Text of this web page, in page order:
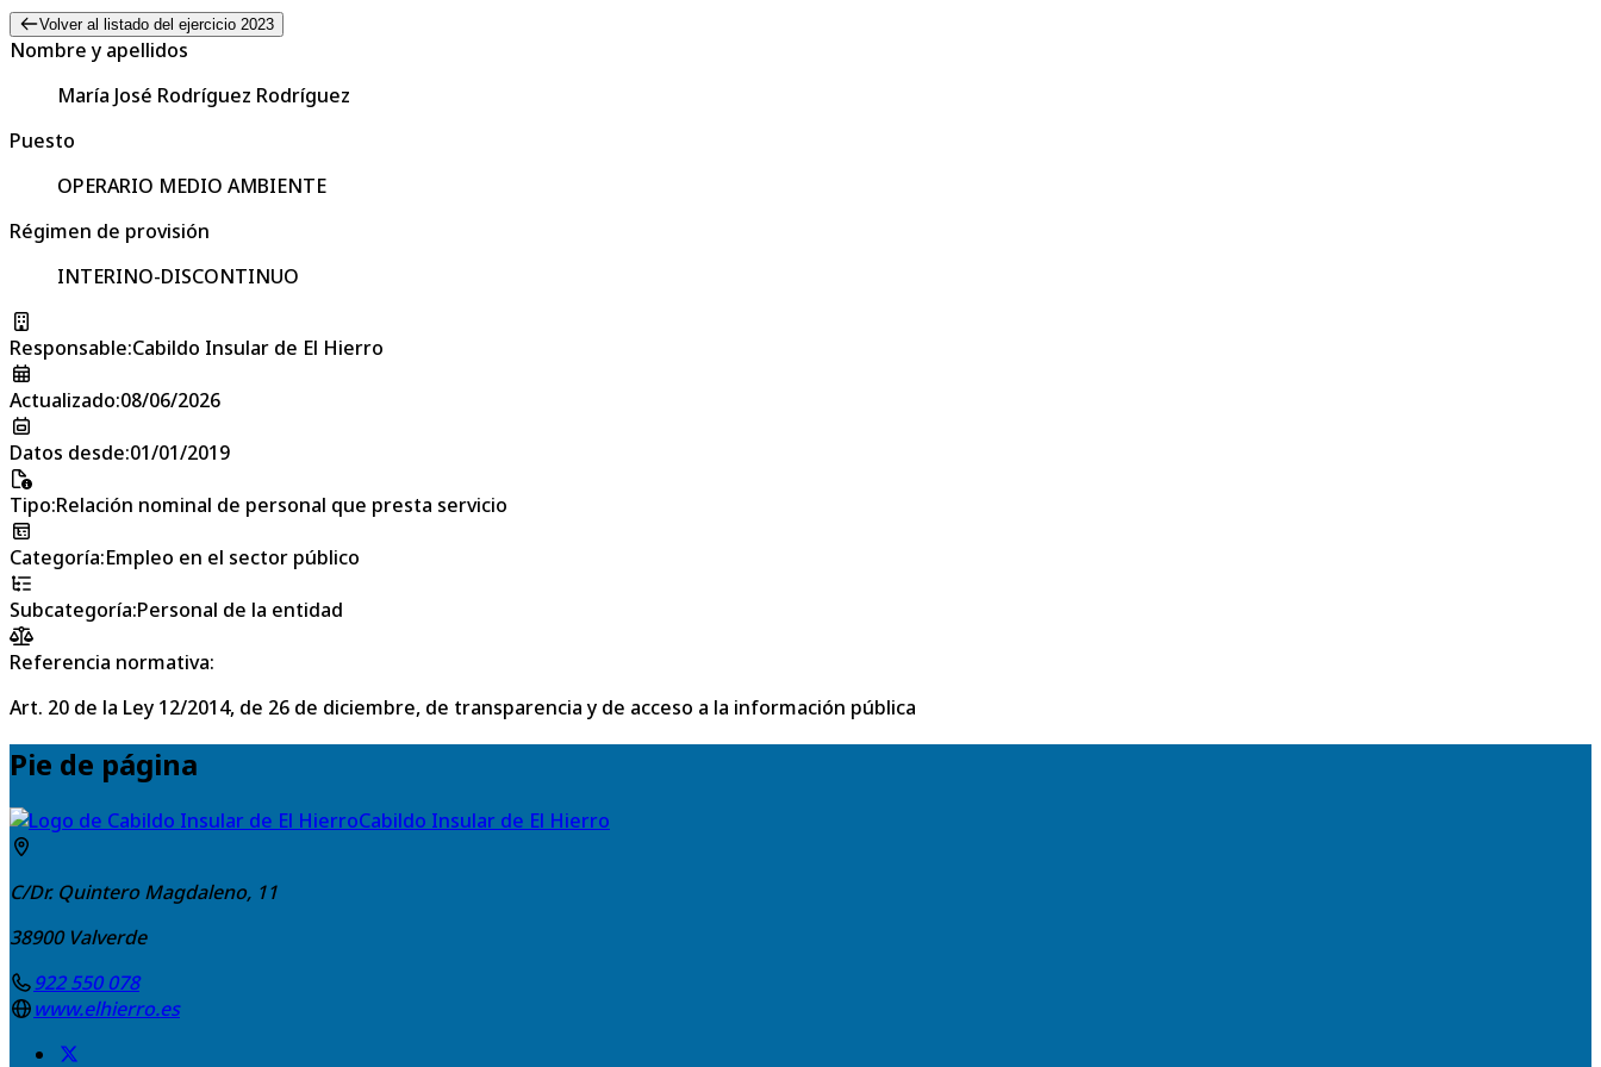
Volver al listado del ejercicio 2023
Nombre y apellidos
María José Rodríguez Rodríguez
Puesto
OPERARIO MEDIO AMBIENTE
Régimen de provisión
INTERINO-DISCONTINUO
Responsable:Cabildo Insular de El Hierro
Actualizado:08/06/2026
Datos desde:01/01/2019
Tipo:Relación nominal de personal que presta servicio
Categoría:Empleo en el sector público
Subcategoría:Personal de la entidad
Referencia normativa:
Art. 20 de la Ley 12/2014, de 26 de diciembre, de transparencia y de acceso a la información pública
Pie de página
Cabildo Insular de El Hierro
C/Dr. Quintero Magdaleno, 11
38900 Valverde
922 550 078
www.elhierro.es